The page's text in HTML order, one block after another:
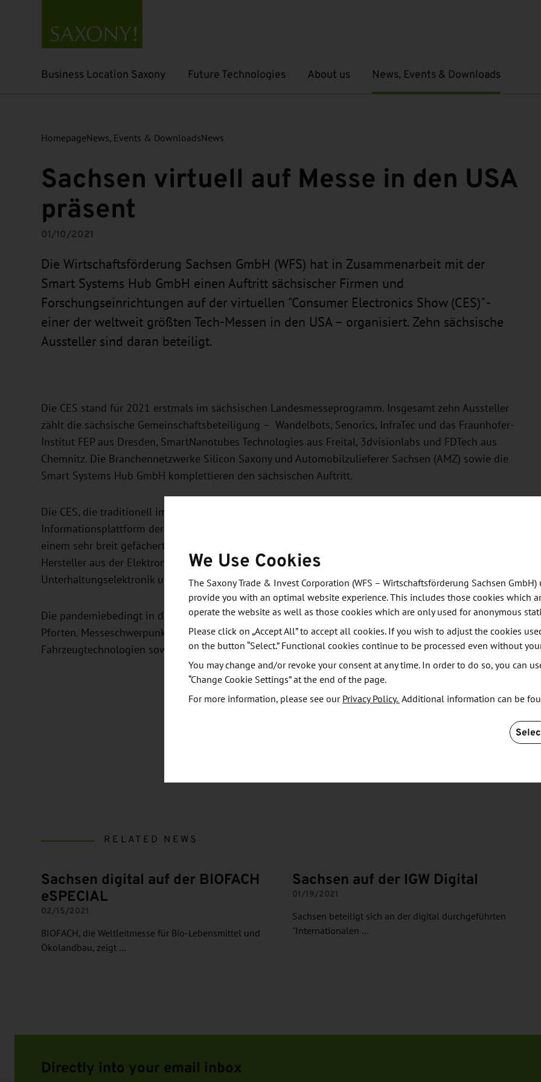
Business Location Saxony
Open submenu Future Technologies
Open submenu About us
Open submenu News, Events & Downloads
Open submenu
HomepageNews, Events & DownloadsNews
Sachsen virtuell auf Messe in den USA
präsent
01/10/2021
Die Wirtschaftsförderung Sachsen GmbH (WFS) hat in Zusammenarbeit mit der
Smart Systems Hub GmbH einen Auftritt sächsischer Firmen und
Forschungseinrichtungen auf der virtuellen "Consumer Electronics Show (CES)" -
einer der weltweit größten Tech-Messen in den USA – organisiert. Zehn sächsische
Aussteller sind daran beteiligt.
Die CES stand für 2021 erstmals im sächsischen Landesmesseprogramm. Insgesamt zehn Aussteller
zählt die sächsische Gemeinschaftsbeteiligung – Wandelbots, Senorics, InfraTec und das Fraunhofer-
Institut FEP aus Dresden, SmartNanotubes Technologies aus Freital, 3dvisionlabs und FDTech aus
Chemnitz. Die Branchennetzwerke Silicon Saxony und Automobilzulieferer Sachsen (AMZ) sowie die
Smart Systems Hub GmbH komplettieren den sächsischen Auftritt.
Die CES, die traditionell im Januar in Las Vegas stattfindet, ist eine beliebte Kommunikations- und
Informationsplattform der Branche. Sie bietet Unternehmen und FuE-Einrichtungen Gelegenheit sich
einem sehr breit gefächerten, global geprägten Fachpublikum zu präsentieren. International namhafte
Hersteller aus der Elektronikbranche präsentieren hier jährlich die neuesten Produkte aus der
Unterhaltungselektronik und zeigen die Trends der Zukunft.
Die pandemiebedingt in diesem Jahr rein virtuelle CES öffnet vom 11. bis 14. Januar 2021 ihre
Pforten. Messeschwerpunkte sind Robotik und Automatisierung, Künstliche Intelligenz, innovative
Fahrzeugtechnologien sowie IoT und Sensoren.
RELATED NEWS
Sachsen digital auf der BIOFACH
eSPECIAL
02/15/2021
BIOFACH, die Weltleitmesse für Bio-Lebensmittel und
Ökolandbau, zeigt …
Sachsen auf der IGW Digital
01/19/2021
Sachsen beteiligt sich an der digital durchgeführten
"Internationalen …
Directly into your email inbox
We Use Cookies
The Saxony Trade & Invest Corporation (WFS – Wirtschaftsförderung Sachsen GmbH)
provide you with an optimal website experience. This includes those cookies which
operate the website as well as those cookies which are only used for anonymous
Please click on „Accept All” to accept all cookies. If you wish to adjust the cookies
on the button “Select.” Functional cookies continue to be processed even without
You may change and/or revoke your consent at any time. In order to do so, you can
“Change Cookie Settings” at the end of the page.
For more information, please see our Privacy Policy. Additional information can be